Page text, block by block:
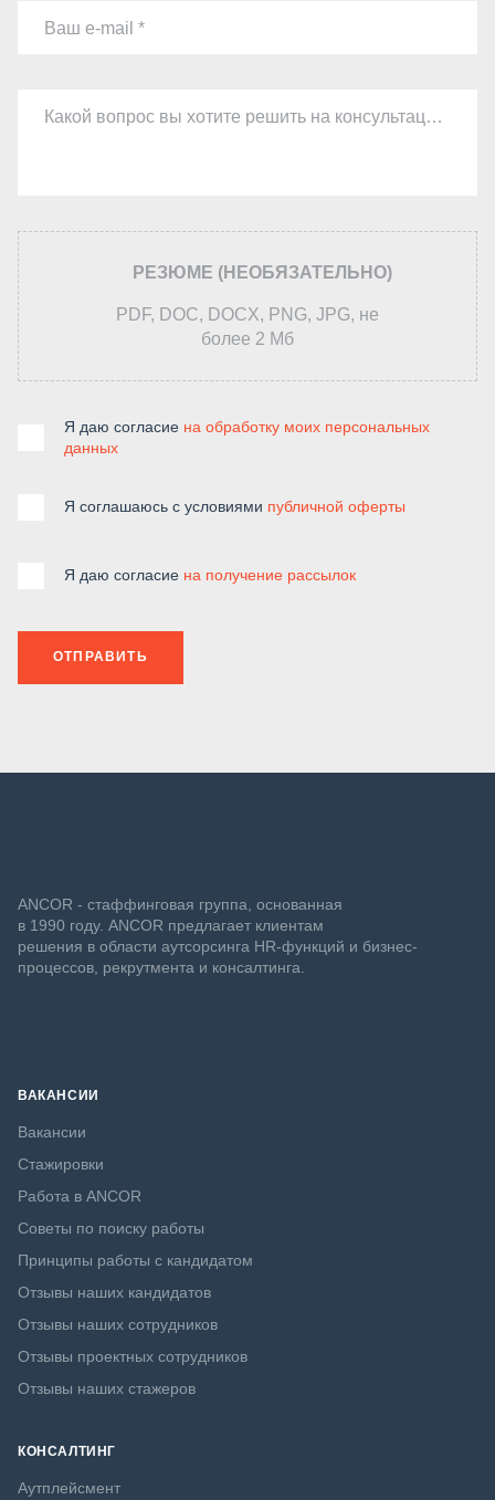
Ваш e-mail
Какой вопрос вы хотите решить на консультации
РЕЗЮМЕ (НЕОБЯЗАТЕЛЬНО)
PDF, DOC, DOCX, PNG, JPG, не
более 2 Мб
Я даю согласие на обработку моих персональных
данных
Я соглашаюсь с условиями публичной оферты
Я даю согласие на получение рассылок
ОТПРАВИТЬ
ANCOR - стаффинговая группа, основанная
в 1990 году. ANCOR предлагает клиентам
решения в области аутсорсинга HR-функций и бизнес-
процессов, рекрутмента и консалтинга.
ВАКАНСИИ
Вакансии
Стажировки
Работа в ANCOR
Советы по поиску работы
Принципы работы с кандидатом
Отзывы наших кандидатов
Отзывы наших сотрудников
Отзывы проектных сотрудников
Отзывы наших стажеров
КОНСАЛТИНГ
Аутплейсмент